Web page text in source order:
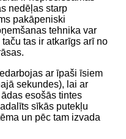
nedēļas starp
pakāpeniski
tehnika var
tas ir atkarīgs arī no
ar īpaši īsiem
sekundes), lai ar
esošās tintes
sīkās putekļu
un pēc tam izvada